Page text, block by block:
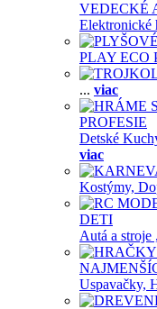
VEDECKÉ
Elektronické
PLAY ECO
... viac
PROFESIE
Detské
viac
Kostýmy,
DETI
Autá a stroje ,
Uspavačky,